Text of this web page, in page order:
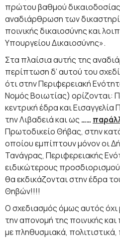
πρώτου βαθμού
αναδιάρθρωση των
ποινικής δικαιοσύνης και
Υπουργείου Δικαιοσύνης».
Στα πλαίσια αυτής της
περίπτωση δ’ αυτού του
ότι στην Περιφερειακή
Νομός Βοιωτίας) ορίζονται:
κεντρική έδρα και
την Λιβαδειά και ως ……
Πρωτοδικείο Θήβας, στην
οποίου εμπίπτουν μόνον οι
Τανάγρας, Περιφερειακής
ειδικώτερους
θα εκδικάζονται στην έδρα
Θηβών!!!!
Ο σχεδιασμός όμως αυτός όχι
την απονομή της ποινικής και
με πληθυσμιακά, πολιτιστικά,